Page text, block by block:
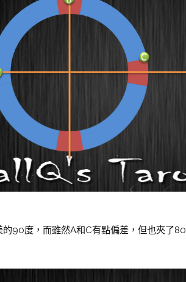
90度，而雖然A和C有點偏差，但也夾了